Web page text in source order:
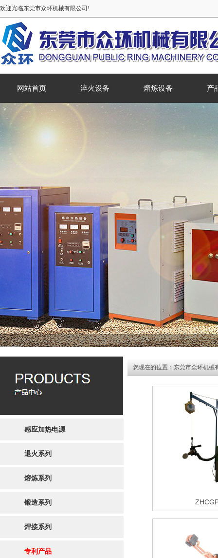
网站首页 淬火设备 熔炼设备 产
欢迎光临东莞市众环机械有限公司!
感应加热电源
退火系列
熔炼系列
锻造系列
焊接系列
专利产品
您现在的位置： 东莞市众环机械